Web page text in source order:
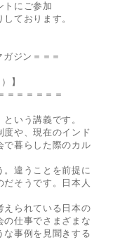
トにご参加
ております。
ジン＝＝＝
】
＝＝＝＝＝＝
いう講義です。
度や、現在のインド
で暮らした際のカル
。違うことを前提に
そうです。日本人
えられている日本の
の仕事でさまざまな
な事例を見聞きする